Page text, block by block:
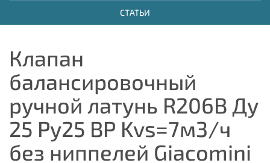
СТАТЬИ
Клапан
балансировочный
ручной латунь R206B Ду
25 Ру25 ВР Kvs=7м3/ч
без ниппелей Giacomini